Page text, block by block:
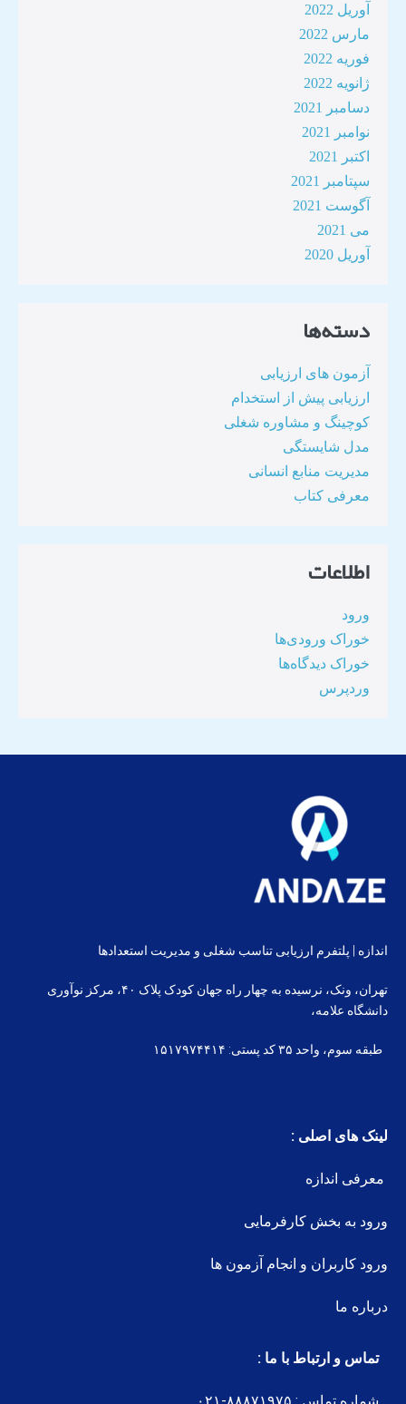
آوریل 2022
مارس 2022
فوریه 2022
ژانویه 2022
دسامبر 2021
نوامبر 2021
اکتبر 2021
سپتامبر 2021
آگوست 2021
می 2021
آوریل 2020
دسته‌ها
آزمون های ارزیابی
ارزیابی پیش از استخدام
کوچینگ و مشاوره شغلی
مدل شایستگی
مدیریت منابع انسانی
معرفی کتاب
اطلاعات
ورود
خوراک ورودی‌ها
خوراک دیدگاه‌ها
وردپرس
اندازه | پلتفرم ارزیابی تناسب شغلی و مدیریت استعدادها
تهران، ونک، نرسیده به چهار راه جهان کودک پلاک ۴۰، مرکز نوآوری
دانشگاه علامه،
طبقه سوم، واحد ۳۵ کد پستی: ۱۵۱۷۹۷۴۴۱۴
لینک های اصلی :
معرفی اندازه
ورود به بخش کارفرمایی
ورود کاربران و انجام آزمون ها
درباره ما
تماس و ارتباط با ما :
شماره تماس : ۸۸۸۷۱۹۷۵-۰۲۱